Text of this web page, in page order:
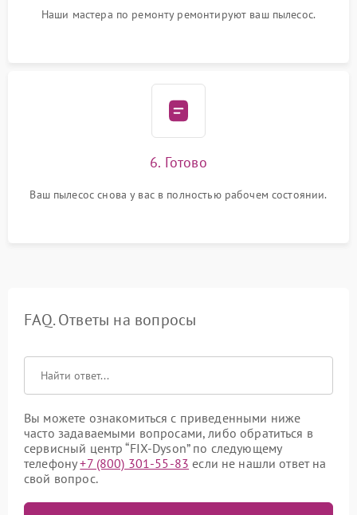
Наши мастера по ремонту ремонтируют ваш пылесос.
6. Готово
Ваш пылесос снова у вас в полностью рабочем состоянии.
FAQ. Ответы на вопросы
Вы можете ознакомиться с приведенными ниже
часто задаваемыми вопросами, либо обратиться в
сервисный центр “FIX-Dyson” по следующему
телефону+7 (800) 301-55-83 если не нашли ответ на
свой вопрос.